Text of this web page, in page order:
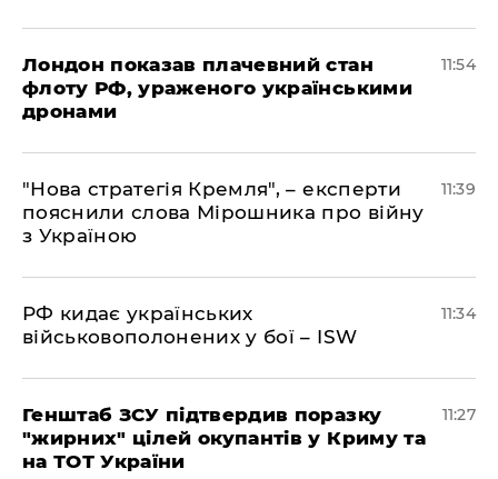
Лондон показав плачевний стан
флоту РФ, ураженого українськими
дронами
11:54
"Нова стратегія Кремля", – експерти
пояснили слова Мірошника про війну
з Україною
11:39
РФ кидає українських
військовополонених у бої – ISW
11:34
Генштаб ЗСУ підтвердив поразку
"жирних" цілей окупантів у Криму та
на ТОТ України
11:27